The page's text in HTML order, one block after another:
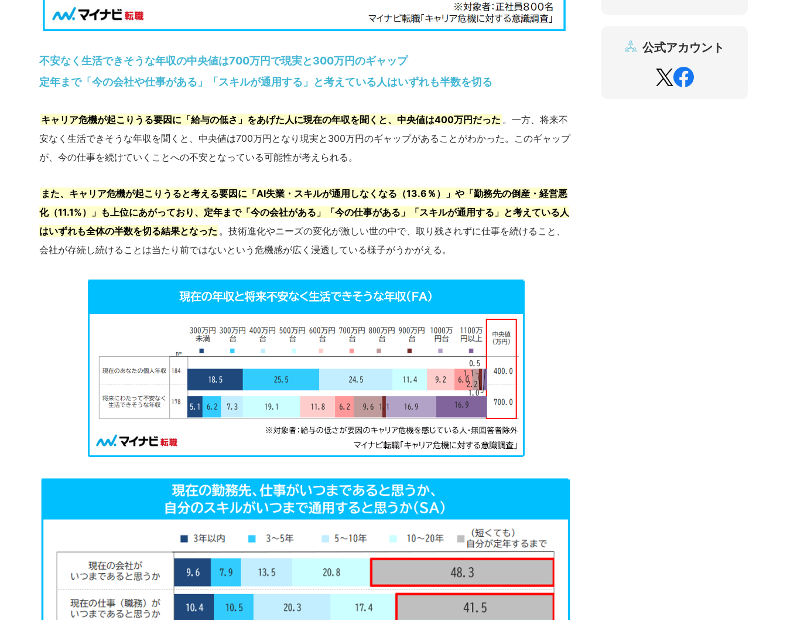
不安なく生活できそうな年収の中央値は700万円で現実と300万円のギャップ
定年まで「今の会社や仕事がある」「スキルが通用する」と考えている人はいずれも半数を切る
キャリア危機が起こりうる要因に「給与の低さ」をあげた人に現在の年収を聞くと、中央値は400万円だった 。一方、将来不
安なく生活できそうな年収を聞くと、中央値は700万円となり現実と300万円のギャップがあることがわかった。このギャップ
が、今の仕事を続けていくことへの不安となっている可能性が考えられる。
また、キャリア危機が起こりうると考える要因に「AI失業・スキルが通用しなくなる（13.6％）」や「勤務先の倒産・経営悪
化（11.1%）」も上位にあがっており、定年まで「今の会社がある」「今の仕事がある」「スキルが通用する」と考えている人
はいずれも全体の半数を切る結果となった 。技術進化やニーズの変化が激しい世の中で、取り残されずに仕事を続けること、
会社が存続し続けることは当たり前ではないという危機感が広く浸透している様子がうかがえる。
公式アカウント